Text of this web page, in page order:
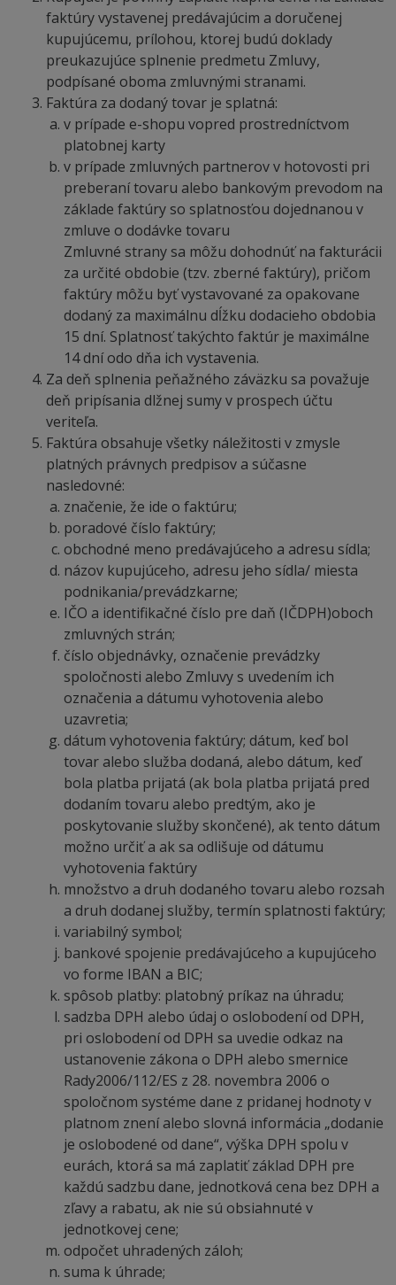
faktúry vystavenej predávajúcim a doručenej
kupujúcemu, prílohou, ktorej budú doklady
preukazujúce splnenie predmetu Zmluvy,
podpísané oboma zmluvnými stranami.
Faktúra za dodaný tovar je splatná:
v prípade e-shopu vopred prostredníctvom
platobnej karty
v prípade zmluvných partnerov v hotovosti pri
preberaní tovaru alebo bankovým prevodom na
základe faktúry so splatnosťou dojednanou v
zmluve o dodávke tovaru
Zmluvné strany sa môžu dohodnúť na fakturácii
za určité obdobie (tzv. zberné faktúry), pričom
faktúry môžu byť vystavované za opakovane
dodaný za maximálnu dĺžku dodacieho obdobia
15 dní. Splatnosť takýchto faktúr je maximálne
14 dní odo dňa ich vystavenia.
Za deň splnenia peňažného záväzku sa považuje
deň pripísania dlžnej sumy v prospech účtu
veriteľa.
Faktúra obsahuje všetky náležitosti v zmysle
platných právnych predpisov a súčasne
nasledovné:
značenie, že ide o faktúru;
poradové číslo faktúry;
obchodné meno predávajúceho a adresu sídla;
názov kupujúceho, adresu jeho sídla/ miesta
podnikania/prevádzkarne;
IČO a identifikačné číslo pre daň (IČDPH)oboch
zmluvných strán;
číslo objednávky, označenie prevádzky
spoločnosti alebo Zmluvy s uvedením ich
označenia a dátumu vyhotovenia alebo
uzavretia;
dátum vyhotovenia faktúry; dátum, keď bol
tovar alebo služba dodaná, alebo dátum, keď
bola platba prijatá (ak bola platba prijatá pred
dodaním tovaru alebo predtým, ako je
poskytovanie služby skončené), ak tento dátum
možno určiť a ak sa odlišuje od dátumu
vyhotovenia faktúry
množstvo a druh dodaného tovaru alebo rozsah
a druh dodanej služby, termín splatnosti faktúry;
variabilný symbol;
bankové spojenie predávajúceho a kupujúceho
vo forme IBAN a BIC;
spôsob platby: platobný príkaz na úhradu;
sadzba DPH alebo údaj o oslobodení od DPH,
pri oslobodení od DPH sa uvedie odkaz na
ustanovenie zákona o DPH alebo smernice
Rady2006/112/ES z 28. novembra 2006 o
spoločnom systéme dane z pridanej hodnoty v
platnom znení alebo slovná informácia „dodanie
je oslobodené od dane“, výška DPH spolu v
eurách, ktorá sa má zaplatiť základ DPH pre
každú sadzbu dane, jednotková cena bez DPH a
zľavy a rabatu, ak nie sú obsiahnuté v
jednotkovej cene;
odpočet uhradených záloh;
suma k úhrade;